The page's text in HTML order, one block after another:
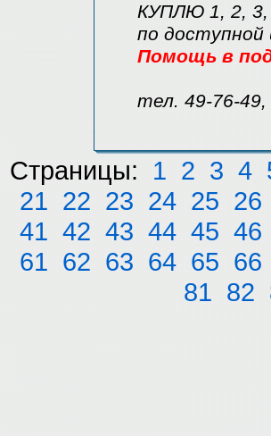
КУПЛЮ 1, 2, 3,
по
Помощь в
тел. 49-76-49,
Страницы: 1 2 3 4
21 22 23 24 25 26
41 42 43 44 45 46
61 62 63 64 65 66
81 82